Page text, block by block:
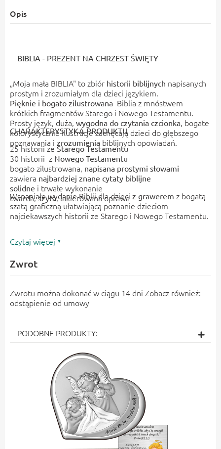
Opis
BIBLIA - PREZENT NA CHRZEST ŚWIĘTY
„Moja mała BIBLIA" to zbiór historii biblijnych napisanych
prostym i zrozumiałym dla dzieci językiem.
Pięknie i bogato zilustrowanaBiblia z mnóstwem
krótkich fragmentów Starego i Nowego Testamentu.
Prosty język, duża, wygodna do czytania czcionka, bogate
kolorystycznie ilustracje zachęcają dzieci do głębszego
poznawania i zrozumieniabiblijnych opowiadań.
CHARAKTERYSTYKA PRODUKTU
25historii ze Starego Testamentu
30 historii z Nowego Testamentu
bogato zilustrowana, napisana prostymi słowami
zawiera najbardziej znane cytaty biblijne
solidne i trwałe wykonanie
twarda,szyta, lakierowana oprawa
Wspaniałe wydanie Biblii dla dzieci z grawerem z bogatą
szatą graficzną ułatwiającą poznanie dzieciom
najciekawszych historii ze Starego i Nowego Testamentu.
Czytaj więcej
Zwrot
Zwrotu można dokonać w ciągu 14 dni Zobacz również:
odstąpienie od umowy
PODOBNE PRODUKTY: